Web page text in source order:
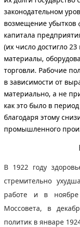
законодательном
возмещение убытков
капитала
(их число достигло
материалы,
торговли. Рабочие
в зависимости от
материально, а не
как это было в
благодаря этому
промышленного
В 1922 году
стремительно
работе и в
Моссовета, в
политик в январе